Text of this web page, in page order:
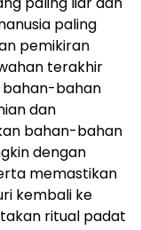
paling
pemikiran
terakhir
bahan-bahan
dan
bahan-bahan
dengan
memastikan
kembali ke
ritual padat